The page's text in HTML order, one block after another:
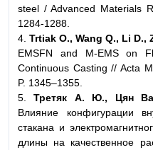
steel / Advanced Materials
1284-1288.
4. Trtiak O., Wang Q., Li D.,
EMSFN and M-EMS on
Continuous Casting // Acta
P. 1345–1355.
5.
Третяк А. Ю., Цян
Влияние конфигурации
стакана и
длины на качественное